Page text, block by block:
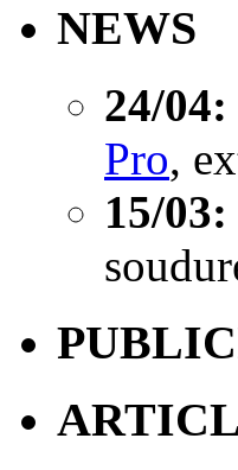
NEWS
24/04:
Pro,
15/03: